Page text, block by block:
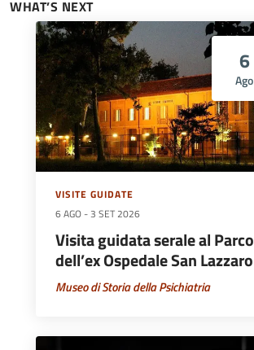
WHAT’S NEXT
6
Ago
VISITE GUIDATE
6 AGO -3 SET 2026
Visita guidata serale al Parco
dell’ex Ospedale San Lazzaro
Museo di Storia della Psichiatria